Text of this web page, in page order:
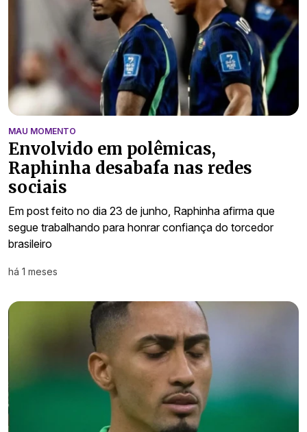
MAU MOMENTO
Envolvido em polêmicas,
Raphinha desabafa nas redes
sociais
Em post feito no dia 23 de junho, Raphinha afirma que
segue trabalhando para honrar confiança do torcedor
brasileiro
há 1 meses